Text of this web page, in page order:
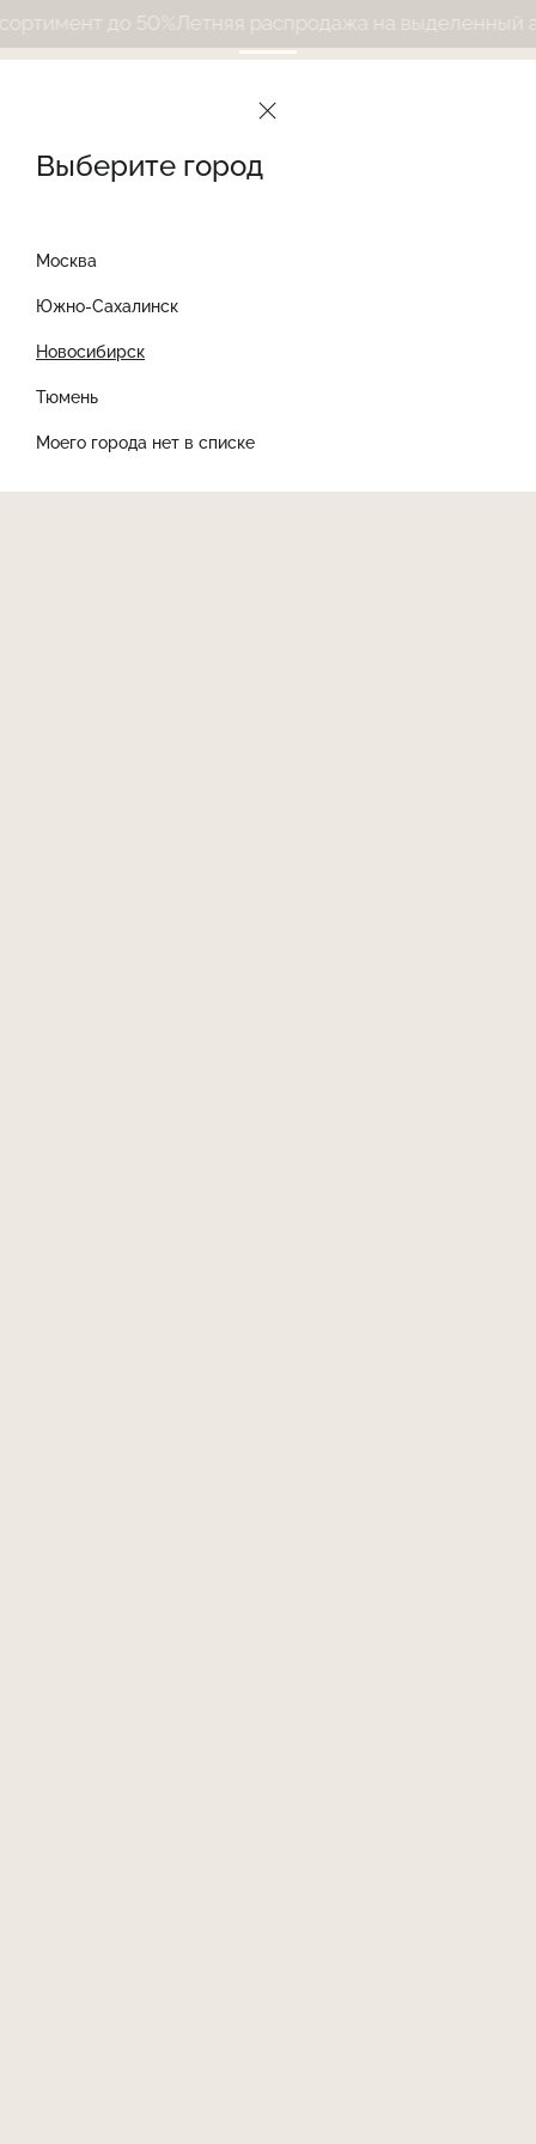
Выберите город
Москва
Южно-Сахалинск
Новосибирск
Тюмень
Моего города нет в списке
до 50%Летняя распродажа на выделенный